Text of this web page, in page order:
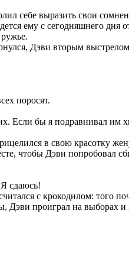
себе выразить свои
ему с сегодняшнего дня
Дэви вторым
поросят.
Если бы я подравнивал им
в свою красотку
чтобы Дэви попробовал
сдаюсь!
с крокодилом: того
Дэви проиграл на выборах и